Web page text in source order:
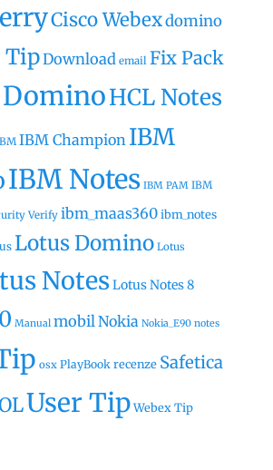
Cisco Webexdomino
TipDownload email Fix Pack
DominoHCL Notes
IBM Champion IBM
IBM Notes IBM PAM IBM
Verify ibm_maas360ibm_notes
Lotus Domino Lotus
Notes Lotus Notes 8
Manual mobil Nokia Nokia_E90 notes
osx PlayBook recenze Safetica
User TipWebex Tip